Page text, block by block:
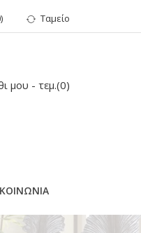
) Ταμείο
μου - τεμ.(0)